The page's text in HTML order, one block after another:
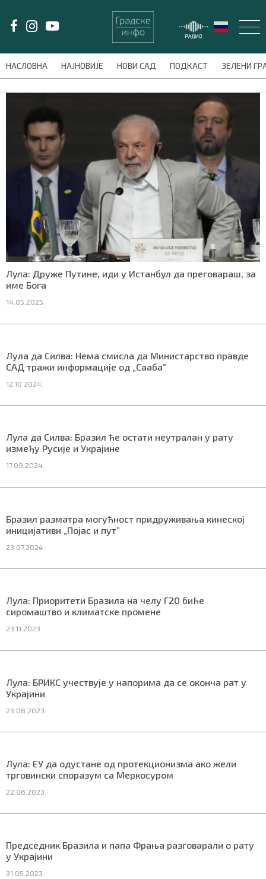
НАСЛОВНА НАЈНОВИЈЕ НОВИ САД ПОДКАСТ ЗЕЛЕНИ
meni'); $this_item = current( wp_filter_object_list(
Лула: Друже Путине, иди у Истанбул да преговараш, за
име Бога
14.05.2025.
Лу­ла да Сил­ва: Не­ма сми­сла да Ми­ни­стар­ство прав­де
САД тра­жи ин­фор­ма­ци­је од „Са­а­ба”
12.10.2024.
Лула да Силва: Бразил ће остати неутралан у рату
између Русије и Украјине
17.09.2024.
Бразил разматра могућност придруживања кинеској
иницијативи „Појас и пут”
23.07.2024.
Лула: Приоритети Бразила на челу Г20 биће
сиромаштво и климатске промене
23.11.2023.
Лула: БРИКС учествује у напорима да се оконча рат у
Украјини
23.08.2023.
Лула: ЕУ да одустане од протекционизма ако жели
трговински споразум са Меркосуром
22.06.2023.
Председник Бразила и папа Фрања разговарали о рату
у Украјини
31.05.2023.
LAT/ЋИР
НАСЛОВНА
НАЈНОВИЈЕ
НОВИ САД
ПОДКАСТ
ЗЕЛЕНИ ГРАД
ВИДЕО
СПЕЦИЈАЛИ
БЛОГ
СВЕТ
ЖИВОТ И СТИЛ
БИЗНИС
ПРАТИТЕ НАС